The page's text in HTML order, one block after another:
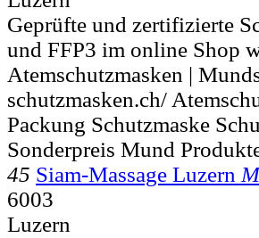
Geprüfte und zertifizierte
und FFP3 im online Shop
Atemschutzmasken |
schutzmasken.ch/
Packung Schutzmaske
Sonderpreis Mund
45 Siam-Massage Luzern
6003
Luzern